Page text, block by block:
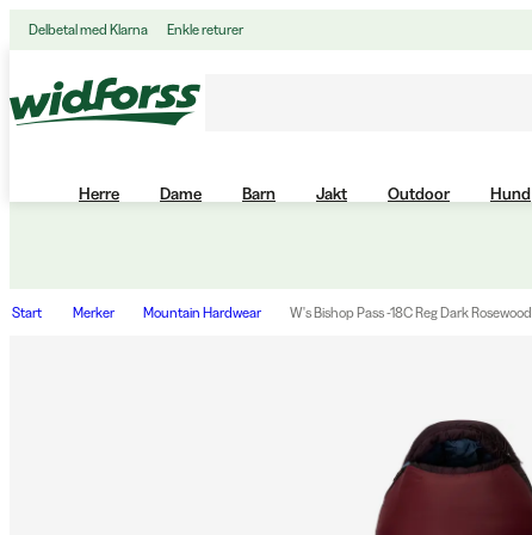
Delbetal med Klarna Enkle returer
Herre Dame Barn Jakt Outdoor Hund
Start Merker Mountain Hardwear W's Bishop Pass -18C Reg Dark Rosewood